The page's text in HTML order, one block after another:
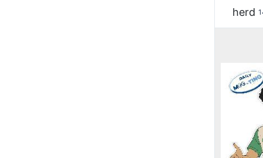
herd